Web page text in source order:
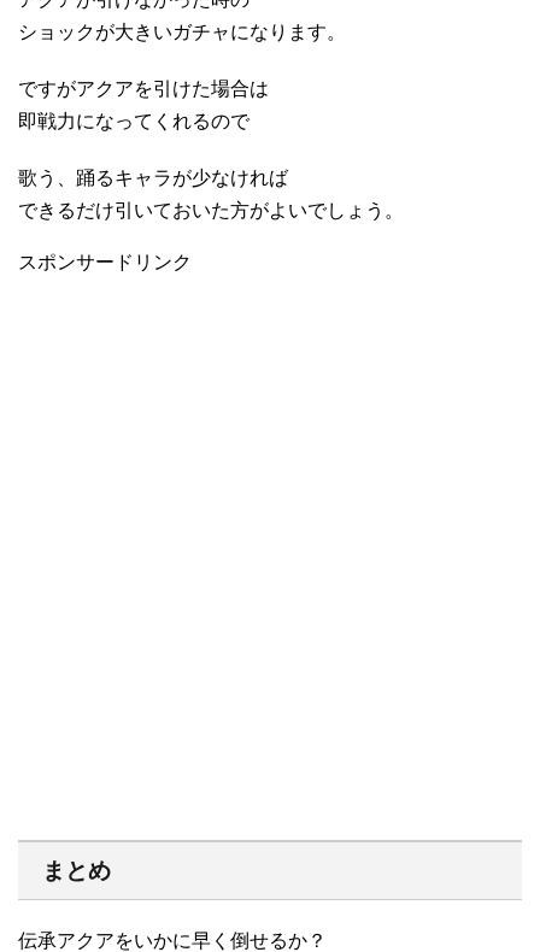
ショックが大きいガチャになります。
ですがアクアを引けた場合は
即戦力になってくれるので
歌う、踊るキャラが少なければ
できるだけ引いておいた方がよいでしょう。
スポンサードリンク
まとめ
伝承アクアをいかに早く倒せるか？